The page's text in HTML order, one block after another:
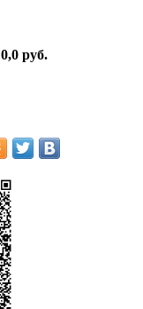
0,0 руб.